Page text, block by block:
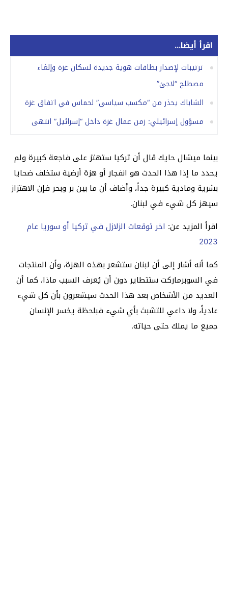
اقرأ أيضا...
ترتيبات لإصدار بطاقات هوية جديدة لسكان غزة وإلغاء
مصطلح “لاجئ”
الشاباك يحذر من “مكسب سياسي” لحماس في اتفاق غزة
مسؤول إسرائيلي: زمن عمال غزة داخل “إسرائيل” انتهى
بينما ميشال حايك قال أن تركيا ستهتز على فاجعة كبيرة ولم
يحدد ما إذا هذا الحدث هو انفجار أو هزة أرضية ستخلف ضحايا
بشرية ومادية كبيرة جداً، وأضاف أن ما بين بر وبحر فإن الاهتزاز
سيهز كل شيء في لبنان.
اقرأ المزيد عن: اخر توقعات الزلازل في تركيا أو سوريا عام
2023
كما أنه أشار إلى أن لبنان ستشعر بهذه الهزة، وأن المنتجات
في السوبرماركت ستتطاير دون أن يُعرف السبب ماذا، كما أن
العديد من الأشخاص بعد هذا الحدث سيشعرون بأن كل شيء
عادياً، ولا داعي للتشبث بأي شيء فبلحظة يخسر الإنسان
جميع ما يملك حتى حياته.